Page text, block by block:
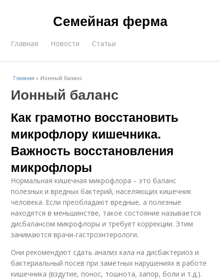
Семейная ферма
Главная Новости Статьи
Главная » Ионный баланс
Ионный баланс
Как грамотно восстановить
микрофлору кишечника.
Важность восстановления
микрофлоры
Нормальная кишечная микрофлора – это баланс
полезных и вредных бактерий, населяющих кишечник
человека. Если преобладают вредные, а полезные
находятся в меньшинстве, такое состояние называется
дисбалансом микрофлоры и требует коррекции. Этим
занимаются врачи-гастроэнтерологи.
Они рекомендуют сдать анализ кала на дисбактериоз и
бактериальный посев при заметных нарушениях в работе
кишечника (вздутие, понос, тошнота, запор, боли и т.д.).